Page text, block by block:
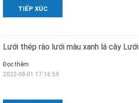
TIẾP XÚC
Lưới thép rào lưới màu xanh lá cây
Đọc thêm
2022-08-01 17:16:59